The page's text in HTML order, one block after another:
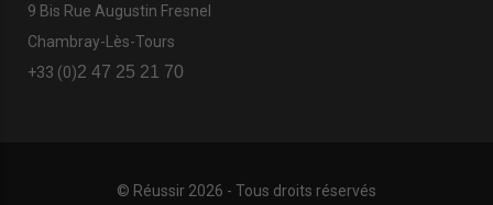
9 Bis Rue Augustin Fresnel
Chambray-Lès-Tours
+33 (0)2 47 25 21 70
© Réussir 2026 - Tous droits réservés